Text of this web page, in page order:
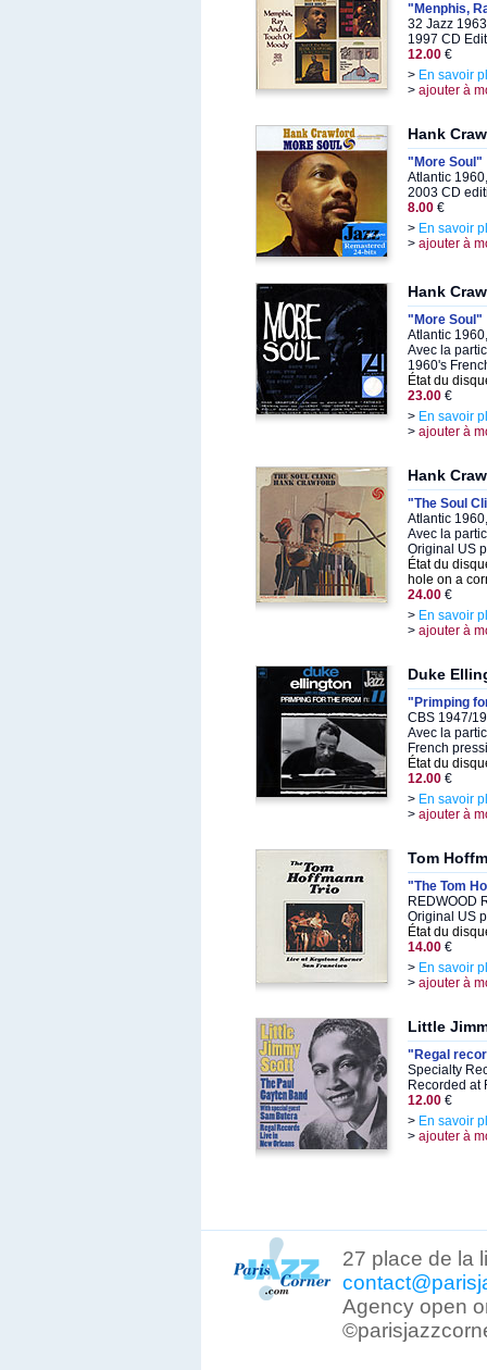
"Menphis,
32 Jazz
1997 CD
12.00 €
> En savoir
> ajouter à
Hank
"More Soul"
Atlantic
2003 CD
8.00 €
> En savoir
> ajouter à
Hank
"More Soul"
Atlantic
Avec la
1960's
État du
23.00 €
> En savoir
> ajouter à
Hank
"The Soul
Atlantic
Avec la
Original US
État du
hole on a
24.00 €
> En savoir
> ajouter à
Duke
"Primping
CBS 1947/
Avec la
French
État du
12.00 €
> En savoir
> ajouter à
Tom
"The Tom
REDWOOD
Original US
État du
14.00 €
> En savoir
> ajouter à
Little
"Regal
Specialty
Recorded at
12.00 €
> En savoir
> ajouter à
27 place de la
Agency open